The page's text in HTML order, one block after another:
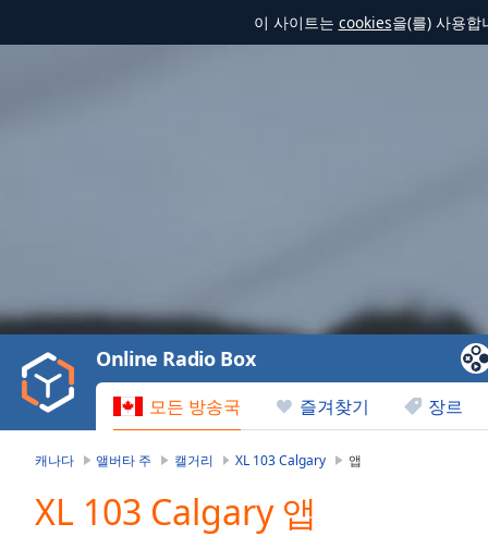
이 사이트는 cookies을(를) 사용
Play
Video
Play
Backward
Skip
Current
Time0:00
모든 방송국 즐겨찾기 장르
Online Radio Box
캐나다 앨버타 주 캘거리 XL 103 Calgary 앱
XL 103 Calgary 앱